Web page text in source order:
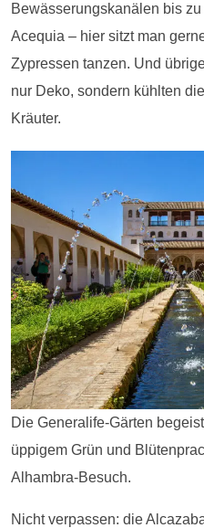
Bewässerungskanälen bis
Acequia – hier sitzt man
Zypressen tanzen. Und
nur Deko, sondern kühlten
Kräuter.
Die Generalife-Gärten
üppigem Grün und
Alhambra-Besuch.
Nicht verpassen: die